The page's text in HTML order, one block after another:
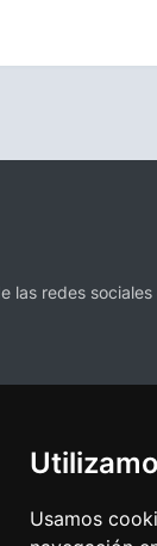
Usamos
las redes sociales